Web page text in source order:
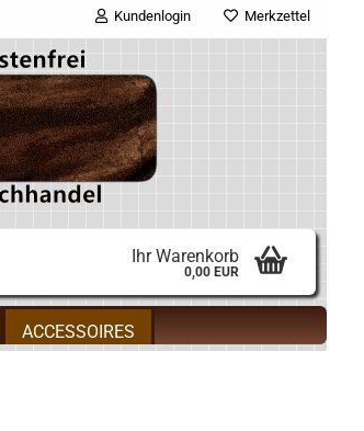
Kundenlogin Merkzettel
Ihr Warenkorb
0,00 EUR
ACCESSOIRES